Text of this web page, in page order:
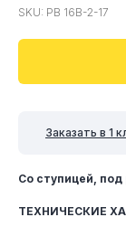
SKU: PB 16B-2-17
Заказать в 1
Со ступицей, под
ТЕХНИЧЕСКИЕ